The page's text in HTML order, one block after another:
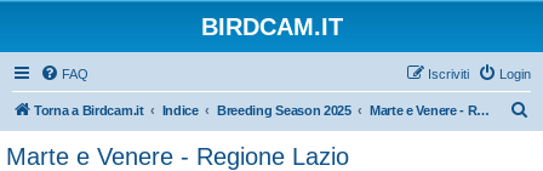
BIRDCAM.IT
FAQ Login
Iscriviti
Torna a Birdcam.it Indice Breeding Season 2025 Marte e Venere - Regione Lazio
Marte e Venere - Regione Lazio